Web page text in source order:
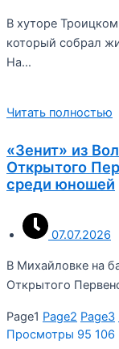
В хуторе
который собрал
На…
Читать полностью
«Зенит» из
Открытого
среди юношей
07.07.2026
В Михайловке на
Открытого
Page1 Page2 Page3
Просмотры 95 106